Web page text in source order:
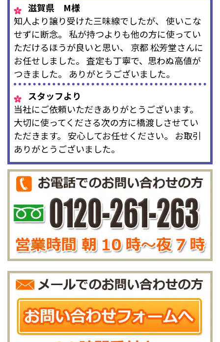
滋賀県 M様
知人より譲り受けた三味線でしたが、 使いこな
せずに断念。 私が持つよりも他の方に使ってい
ただけるほうが良いと思い、 京都 松芳堂さんに
お任せしました。 査定も丁寧で、思わぬ高値が
つきました。 ありがとうございました。
スタッフより
当社にご依頼いただきありがとうございます。
大切に使ってくださる次の方に橋渡しさせてい
ただきます。 安心してお任せください。 お取引
ありがとうございました。